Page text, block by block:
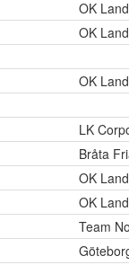
OK
OK
OK
LK
Bråta
OK
OK
Team